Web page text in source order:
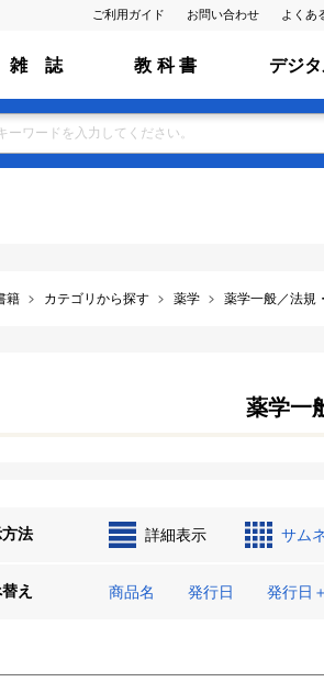
ご利用ガイド お問い合わせ よくあ
雑 誌 教 科 書 デジ
籍 カテゴリから探す 薬学 薬学一般／法規
薬学一
法 詳細表示 サム
え 商品名 発行日 発行日